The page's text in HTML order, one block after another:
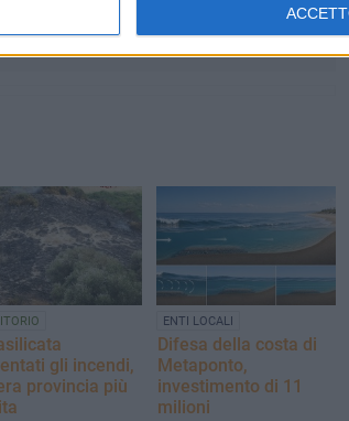
gli incendi,
provincia più
ENTI LOCALI
Difesa della costa di
Metaponto,
investimento di 11
milioni